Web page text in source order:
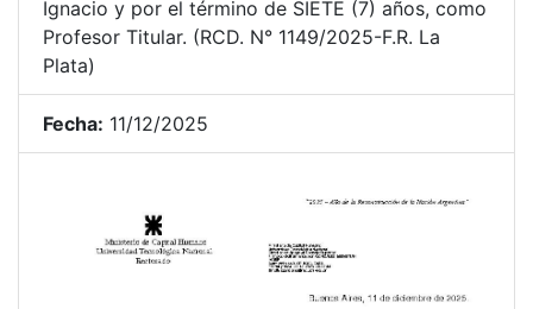
Ignacio y por el término de SIETE (7) años, como
Profesor Titular. (RCD. N° 1149/2025-F.R. La
Plata)
Fecha: 11/12/2025